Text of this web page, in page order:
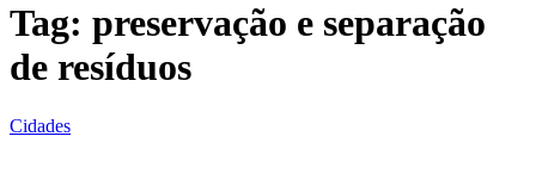
Tag: preservação e separação
de resíduos
Cidades